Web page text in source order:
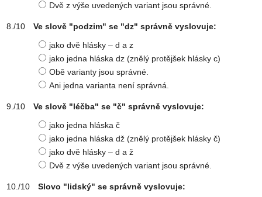
Dvě z výše uvedených variant jsou správné.
Ve slově "podzim" se "dz" správně vyslovuje:
jako dvě hlásky – d a z
jako jedna hláska dz (znělý protějšek hlásky c)
Obě varianty jsou správné.
Ani jedna varianta není správná.
Ve slově "léčba" se "č" správně vyslovuje:
jako jedna hláska č
jako jedna hláska dž (znělý protějšek hlásky č)
jako dvě hlásky – d a ž
Dvě z výše uvedených variant jsou správné.
Slovo "lidský" se správně vyslovuje: